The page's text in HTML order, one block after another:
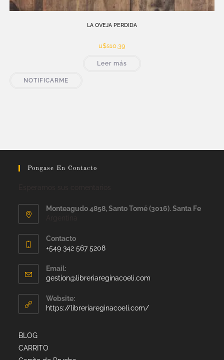
LA OVEJA PERDIDA
u$s10,39
Leer más
NOTIFICARME
Pongase En Contacto
Monteagudo 4858, Santo Tomé (3016). Santa Fe
Contacto
+549 342 567 5208
Email:
gestion@libreriareginacoeli.com
Website:
https://libreriareginacoeli.com/
BLOG
CARRITO